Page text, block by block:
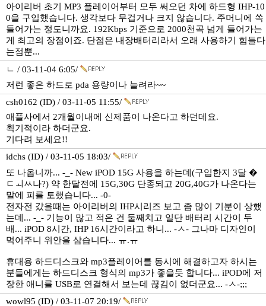
아이리버 초기 MP3 플레이어부터 모두 써오던 차에 하드형 IHP-10
0을 구입했습니다. 생각보다 무겁거나 크지 않습니다. 주머니에 쏙
들어가는 정도니까요. 192Kbps 기준으로 2000천곡 넘게 들어가는
게 최고의 장점이죠. 단점은 내장배터리라서 오래 사용하기 힘들다
는점뿐...
ㄴ / 03-11-04 6:05/
저런 좋은 하드로 pda 용량이나 늘려라~~
csh0162 (ID) / 03-11-05 11:55/
애플사에서 2개월이내에 신제품이 나온다고 하던데요.
획기적이라 하더군요.
기다려 보세요!!
idchs (ID) / 03-11-05 18:03/
또 나옵니까... -_- New iPOD 15G 사용을 하는데(구입한지 3달 �
ㄷㅚㅆ나?) 약 한달전에 15G,30G 단종되고 20G,40G가 나온다는
말에 피를 토했습니다... -0-
전자전 갔을때는 아이리버의 IHP시리즈 보고 좀 많이 기분이 상했
는데... -_- 기능이 많고 적은 건 둘째치고 일단 배터리 시간이 두
배... iPOD 8시간, IHP 16시간이라고 하니... -ㅅ- 그나마 디자인이
먹어주니 위안을 삼습니다... ㅠ.ㅠ
휴대용 하드디스크와 mp3플레이어를 동시에 해결하고자 하시는
분들에게는 하드디스크 형식의 mp3가 좋을듯 합니다... iPOD에 저
장한 애니를 USB로 연결해서 보는데 끊김이 없더군요... -ㅅ-;;;
wowl95 (ID) / 03-11-07 20:19/